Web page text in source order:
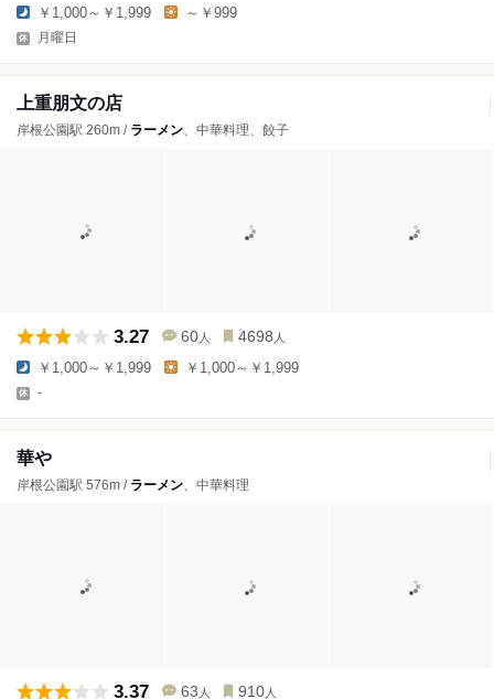
￥1,000～￥1,999 ～￥999
月曜日
上重朋文の店
岸根公園駅 260m / ラーメン、中華料理、餃子
3.27 60 人 4698 人
￥1,000～￥1,999 ￥1,000～￥1,999
-
華や
岸根公園駅 576m / ラーメン、中華料理
3.37 63 人 910 人